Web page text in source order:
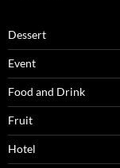
Dessert
Event
Food and Drink
Fruit
Hotel